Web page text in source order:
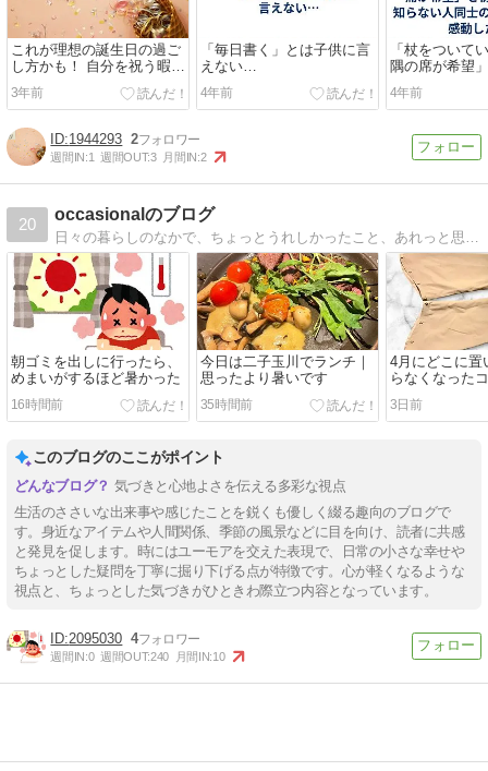
これが理想の誕生日の過ご
し方かも！ ︎自分を祝う暇な
いぐらいの盛り沢山ぶりな
週末で…
3年前
「毎日書く」とは子供に言
えない…
4年前
「杖をついて
隅の席が希望
り、知らない
プレーに感動
4年前
1944293 2
週間IN:1 週間OUT:3 月間IN:2
20
occasionalのブログ
日々の暮らしのなかで、ちょっとうれしかったこと、あれっと思ったことなどを書いていきます
朝ゴミを出しに行ったら、
めまいがするほど暑かった
16時間前
今日は二子玉川でランチ｜
思ったより暑いです
35時間前
4月にどこに置
らなくなった
8月になって
た！
3日前
このブログのここがポイント
気づきと心地よさを伝える多彩な視点
生活のささいな出来事や感じたことを鋭くも優しく綴る趣向のブログで
す。身近なアイテムや人間関係、季節の風景などに目を向け、読者に共感
と発見を促します。時にはユーモアを交えた表現で、日常の小さな幸せや
ちょっとした疑問を丁寧に掘り下げる点が特徴です。心が軽くなるような
視点と、ちょっとした気づきがひときわ際立つ内容となっています。
2095030 4
週間IN:0 週間OUT:240 月間IN:10